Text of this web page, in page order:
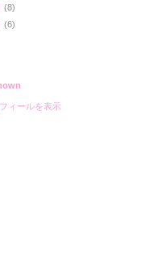
(8)
(6)
ィールを表示